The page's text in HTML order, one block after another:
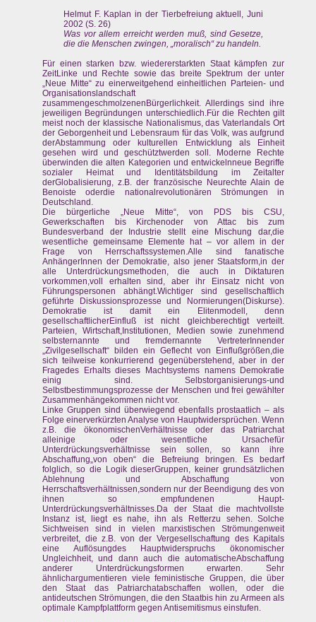
Helmut F. Kaplan in der Tierbefreiung aktuell, Juni
2002 (S. 26)
Was vor allem erreicht werden muß, sind Gesetze,
die die Menschen zwingen, „moralisch“ zu handeln.
Für einen starken bzw. wiedererstarkten Staat kämpfen zur
ZeitLinke und Rechte sowie das breite Spektrum der unter
„Neue Mitte“ zu einerweitgehend einheitlichen Parteien- und
Organisationslandschaft
zusammengeschmolzenenBürgerlichkeit. Allerdings sind ihre
jeweiligen Begründungen unterschiedlich.Für die Rechten gilt
meist noch der klassische Nationalismus, das Vaterlandals Ort
der Geborgenheit und Lebensraum für das Volk, was aufgrund
derAbstammung oder kulturellen Entwicklung als Einheit
gesehen wird und geschütztwerden soll. Moderne Rechte
überwinden die alten Kategorien und entwickelnneue Begriffe
sozialer Heimat und Identitätsbildung im Zeitalter
derGlobalisierung, z.B. der französische Neurechte Alain de
Benoiste oderdie nationalrevolutionären Strömungen in
Deutschland.
Die bürgerliche „Neue Mitte“, von PDS bis CSU,
Gewerkschaften bis Kirchenoder von Attac bis zum
Bundesverband der Industrie stellt eine Mischung dar,die
wesentliche gemeinsame Elemente hat – vor allem in der
Frage von Herrschaftssystemen.Alle sind fanatische
AnhängerInnen der Demokratie, also jener Staatsform,in der
alle Unterdrückungsmethoden, die auch in Diktaturen
vorkommen,voll erhalten sind, aber ihr Einsatz nicht von
Führungspersonen abhängt.Wichtiger sind gesellschaftlich
geführte Diskussionsprozesse und Normierungen(Diskurse).
Demokratie ist damit ein Elitenmodell, denn
gesellschaftlicherEinfluß ist nicht gleichberechtigt verteilt.
Parteien, Wirtschaft,Institutionen, Medien sowie zunehmend
selbsternannte und fremdernannte VertreterInnender
„Zivilgesellschaft“ bilden ein Geflecht von Einflußgrößen,die
sich teilweise konkurrierend gegenüberstehend, aber in der
Fragedes Erhalts dieses Machtsystems namens Demokratie
einig sind. Selbstorganisierungs-und
Selbstbestimmungsprozesse der Menschen und frei gewählter
Zusammenhängekommen nicht vor.
Linke Gruppen sind überwiegend ebenfalls prostaatlich – als
Folge einerverkürzten Analyse von Hauptwidersprüchen. Wenn
z.B. die ökonomischenVerhältnisse oder das Patriarchat
alleinige oder wesentliche Ursachefür
Unterdrückungsverhältnisse sein sollen, so kann ihre
Abschaffung„von oben“ die Befreiung bringen. Es bedarf
folglich, so die Logik dieserGruppen, keiner grundsätzlichen
Ablehnung und Abschaffung von
Herrschaftsverhältnissen,sondern nur der Beendigung des von
ihnen so empfundenen Haupt-
Unterdrückungsverhältnisses.Da der Staat die machtvollste
Instanz ist, liegt es nahe, ihn als Retterzu sehen. Solche
Sichtweisen sind in vielen marxistischen Strömungenweit
verbreitet, die z.B. von der Vergesellschaftung des Kapitals
eine Auflösungdes Hauptwiderspruchs ökonomischer
Ungleichheit, und dann auch die automatischeAbschaffung
anderer Unterdrückungsformen erwarten. Sehr
ähnlichargumentieren viele feministische Gruppen, die über
den Staat das Patriarchatabschaffen wollen, oder die
antideutschen Strömungen, die den Staatbis hin zu Armeen als
optimale Kampfplattform gegen Antisemitismus einstufen.